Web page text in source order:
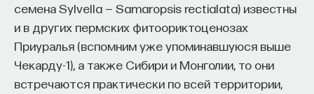
семена Sylvella — Samaropsis rectialata) известны
и в других пермских фитоориктоценозах
Приуралья (вспомним уже упоминавшуюся выше
Чекарду-1), а также Сибири и Монголии, то они
встречаются практически по всей территории,